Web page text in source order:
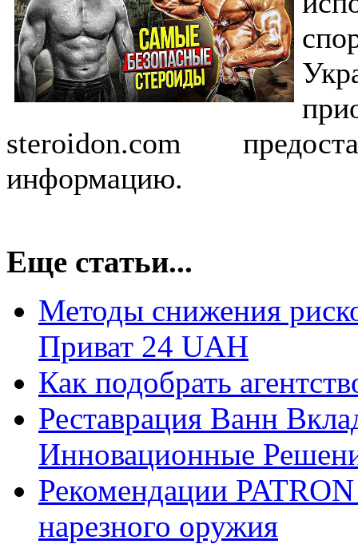
steroidon.com
информацию.
Еще статьи...
Методы снижения
Приват 24 UAH
Как подобрать
Реставрация Ванн
Инновационные
Рекомендации
нарезного оружия